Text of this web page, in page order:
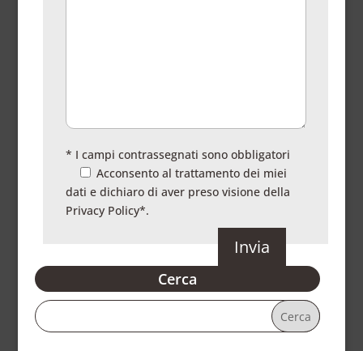
* I campi contrassegnati sono obbligatori
Acconsento al trattamento dei miei
dati e dichiaro di aver preso visione della
Privacy Policy*.
Cerca